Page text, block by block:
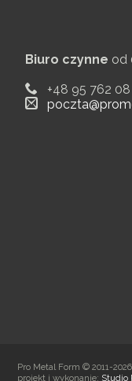
Biuro czynne od
+48 95 762 08
Pro Metal Form © 2011-
projekt i wykonanie: Studio